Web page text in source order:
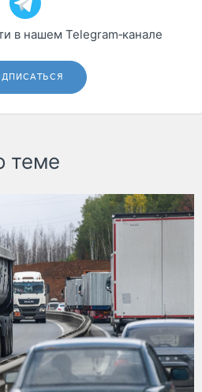
в нашем Telegram‑канале
теме